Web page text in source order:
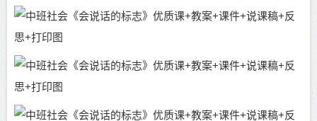
生活中的标志打印素材3.pdf 3.48 MB
PPT课件里的视频和音乐
media1.mp4 6.91 MB